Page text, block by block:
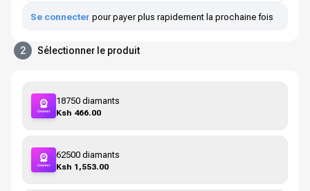
Se connecter pour payer plus rapidement la prochaine fois
2 Sélectionner le produit
18750 diamants
Ksh 466.00
62500 diamants
Ksh 1,553.00